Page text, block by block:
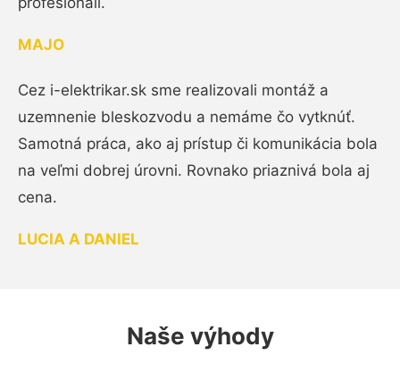
MAJO
Cez i-elektrikar.sk sme realizovali montáž a
uzemnenie bleskozvodu a nemáme čo vytknúť.
Samotná práca, ako aj prístup či komunikácia bola
na veľmi dobrej úrovni. Rovnako priaznivá bola aj
cena.
LUCIA A DANIEL
Naše výhody